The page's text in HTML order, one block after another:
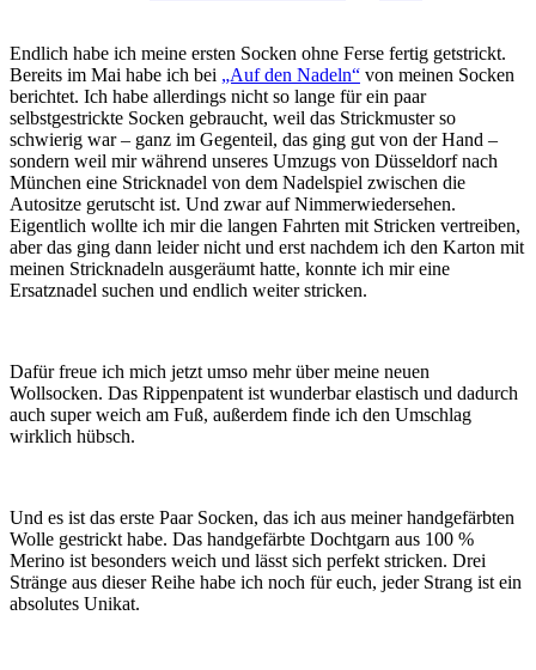
Endlich habe ich meine ersten Socken ohne Ferse fertig getstrickt.
Bereits im Mai habe ich bei „Auf den Nadeln“ von meinen Socken
berichtet. Ich habe allerdings nicht so lange für ein paar
selbstgestrickte Socken gebraucht, weil das Strickmuster so
schwierig war – ganz im Gegenteil, das ging gut von der Hand –
sondern weil mir während unseres Umzugs von Düsseldorf nach
München eine Stricknadel von dem Nadelspiel zwischen die
Autositze gerutscht ist. Und zwar auf Nimmerwiedersehen.
Eigentlich wollte ich mir die langen Fahrten mit Stricken vertreiben,
aber das ging dann leider nicht und erst nachdem ich den Karton mit
meinen Stricknadeln ausgeräumt hatte, konnte ich mir eine
Ersatznadel suchen und endlich weiter stricken.
Dafür freue ich mich jetzt umso mehr über meine neuen
Wollsocken. Das Rippenpatent ist wunderbar elastisch und dadurch
auch super weich am Fuß, außerdem finde ich den Umschlag
wirklich hübsch.
Und es ist das erste Paar Socken, das ich aus meiner handgefärbten
Wolle gestrickt habe. Das handgefärbte Dochtgarn aus 100 %
Merino ist besonders weich und lässt sich perfekt stricken. Drei
Stränge aus dieser Reihe habe ich noch für euch, jeder Strang ist ein
absolutes Unikat.